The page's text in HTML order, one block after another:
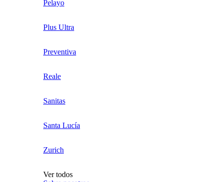
Pelayo
Plus Ultra
Preventiva
Reale
Sanitas
Santa Lucía
Zurich
Ver todos